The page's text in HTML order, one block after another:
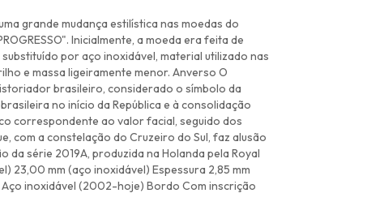
grande mudança estilística nas moedas do
Inicialmente, a moeda era feita de
por aço inoxidável, material utilizado nas
e massa ligeiramente menor. Anverso O
brasileiro, considerado o símbolo da
no início da República e à consolidação
correspondente ao valor facial, seguido dos
com a constelação do Cruzeiro do Sul, faz alusão
série 2019A, produzida na Holanda pela Royal
23,00 mm (aço inoxidável) Espessura 2,85 mm
Aço inoxidável (2002-hoje) Bordo Com inscrição